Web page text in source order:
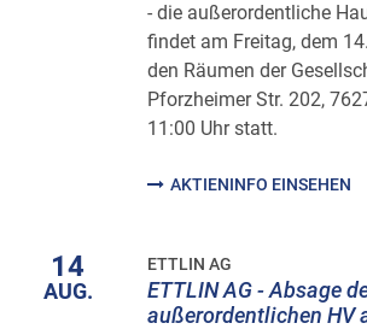
- die außerordentliche
findet am Freitag, dem
den Räumen der
Pforzheimer Str. 202,
11:00 Uhr statt.
AKTIENINFO EINSEHEN
14
AUG.
ETTLIN AG
ETTLIN AG - Absage
außerordentlichen HV